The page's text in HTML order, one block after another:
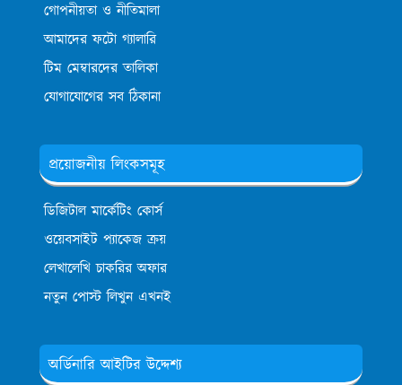
গোপনীয়তা ও নীতিমালা
আমাদের ফটো গ্যালারি
টিম মেম্বারদের তালিকা
যোগাযোগের সব ঠিকানা
প্রয়োজনীয় লিংকসমূহ
ডিজিটাল মার্কেটিং কোর্স
ওয়েবসাইট প্যাকেজ ক্রয়
লেখালেখি চাকরির অফার
নতুন পোস্ট লিখুন এখনই
অর্ডিনারি আইটির উদ্দেশ্য